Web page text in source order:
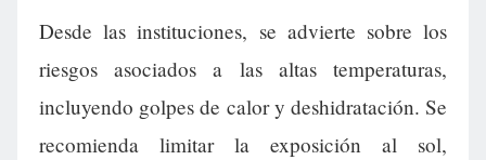
Desde las instituciones, se advierte sobre los
riesgos asociados a las altas temperaturas,
incluyendo golpes de calor y deshidratación. Se
recomienda limitar la exposición al sol,